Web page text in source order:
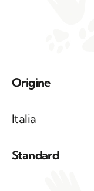
Origine
Italia
Standard